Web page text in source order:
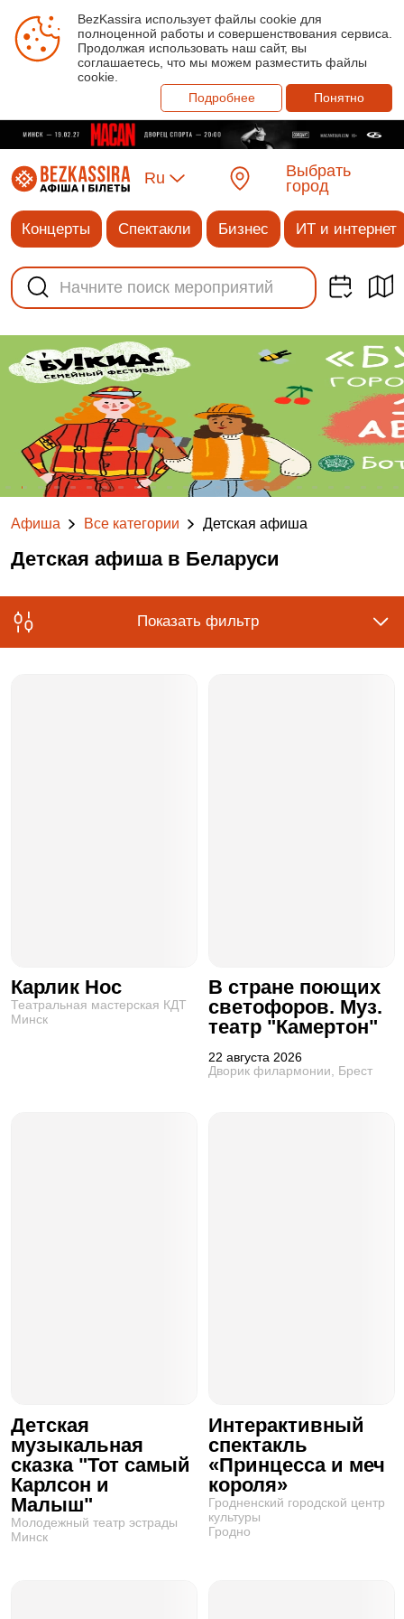
BezKassira использует файлы cookie для
полноценной работы и совершенствования сервиса.
Продолжая использовать наш сайт, вы
соглашаетесь, что мы можем разместить файлы
cookie.
Подробнее
Понятно
Ru
Выбрать
город
Концерты Спектакли Бизнес ИТ и интернет
Афиша Все категории Детская афиша
Детская афиша в Беларуси
Показать фильтр
Карлик Нос
Театральная мастерская КДТ
Минск
В стране поющих
светофоров. Муз.
театр "Камертон"
22 августа 2026
Дворик филармонии, Брест
Детская
музыкальная
сказка "Тот самый
Карлсон и
Малыш"
Молодежный театр эстрады
Минск
Интерактивный
спектакль
«Принцесса и меч
короля»
Гродненский городской центр
культуры
Гродно